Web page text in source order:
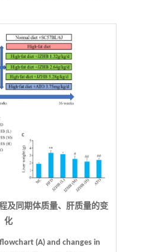
及同期体质量、肝质量的变
化
(A) and changes in